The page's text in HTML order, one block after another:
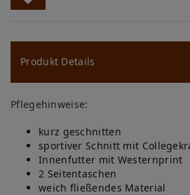
W
u
ns
ch
lis
te
Produkt Details
Pflegehinweise:
kurz geschnitten
sportiver Schnitt mit
Innenfutter mit Westernprint
2 Seitentaschen
weich fließendes Material